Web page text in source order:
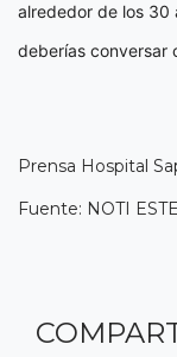
alrededor de los 30
deberías conversar
Prensa Hospital
Fuente: NOTI ESTE